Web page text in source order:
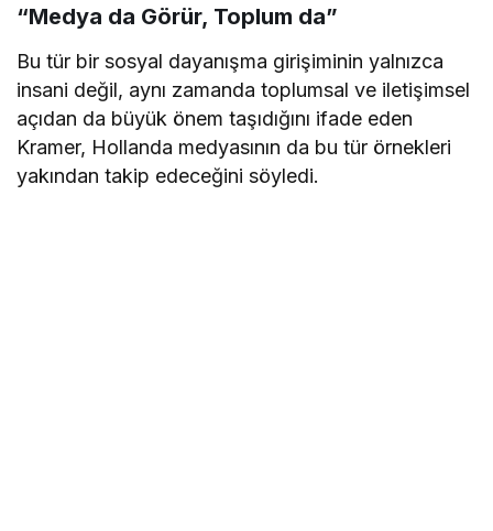
“Medya da Görür, Toplum da”
Bu tür bir sosyal dayanışma girişiminin yalnızca
insani değil, aynı zamanda toplumsal ve iletişimsel
açıdan da büyük önem taşıdığını ifade eden
Kramer, Hollanda medyasının da bu tür örnekleri
yakından takip edeceğini söyledi.